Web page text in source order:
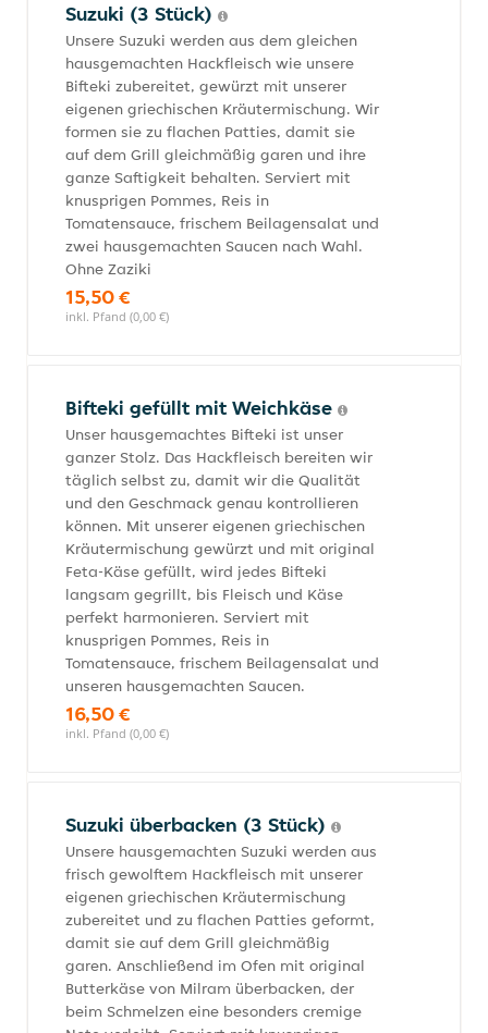
Suzuki (3 Stück)
Unsere Suzuki werden aus dem gleichen
hausgemachten Hackfleisch wie unsere
Bifteki zubereitet, gewürzt mit unserer
eigenen griechischen Kräutermischung. Wir
formen sie zu flachen Patties, damit sie
auf dem Grill gleichmäßig garen und ihre
ganze Saftigkeit behalten. Serviert mit
knusprigen Pommes, Reis in
Tomatensauce, frischem Beilagensalat und
zwei hausgemachten Saucen nach Wahl.
Ohne Zaziki
15,50 €
inkl. Pfand (0,00 €)
Bifteki gefüllt mit Weichkäse
Unser hausgemachtes Bifteki ist unser
ganzer Stolz. Das Hackfleisch bereiten wir
täglich selbst zu, damit wir die Qualität
und den Geschmack genau kontrollieren
können. Mit unserer eigenen griechischen
Kräutermischung gewürzt und mit original
Feta-Käse gefüllt, wird jedes Bifteki
langsam gegrillt, bis Fleisch und Käse
perfekt harmonieren. Serviert mit
knusprigen Pommes, Reis in
Tomatensauce, frischem Beilagensalat und
unseren hausgemachten Saucen.
16,50 €
inkl. Pfand (0,00 €)
Suzuki überbacken (3 Stück)
Unsere hausgemachten Suzuki werden aus
frisch gewolftem Hackfleisch mit unserer
eigenen griechischen Kräutermischung
zubereitet und zu flachen Patties geformt,
damit sie auf dem Grill gleichmäßig
garen. Anschließend im Ofen mit original
Butterkäse von Milram überbacken, der
beim Schmelzen eine besonders cremige